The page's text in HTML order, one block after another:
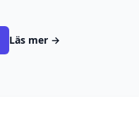
Läs mer →